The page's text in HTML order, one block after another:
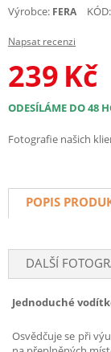
Výrobce: FERA KÓD:
Napsat recenzi
239 Kč
ODESÍLÁME DO 48
Fotografie našich
POPIS
DALŠÍ
Jednoduché
Osvědčuje se při